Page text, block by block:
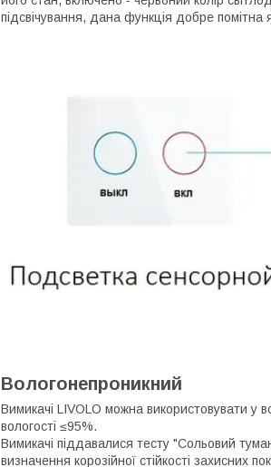
підсвічування, дана функція добре помітна
Вологонепроникний
Вимикачі LIVOLO можна використовувати у
вологості ≤95%.
Вимикачі піддавалися тесту "Сольовий
визначення корозійної стійкості захисних